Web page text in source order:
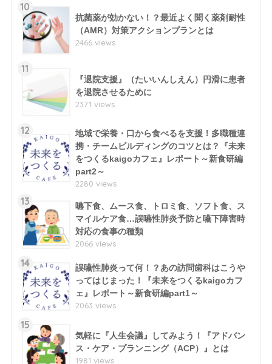
10
抗菌薬が効かない！？最近よく聞く薬剤耐性
（AMR）対策アクションプランとは
2466 views
11
『退院支援』（たいいんしえん）円滑に患者
を退院させるために
2371 views
12
地域で栄養・口から食べるを支援！多職種連
携・チームビルディングのコツとは？『未来
をつくるkaigoカフェ』レポート～新食研編
part2～
2280 views
13
嚥下食、ムース食、トロミ食、ソフト食、ス
マイルケア食…誤嚥性肺炎予防と嚥下障害時
対応の食事の種類
2066 views
14
誤嚥性肺炎って何！？あの訪問歯科はこうや
ってはじまった！『未来をつくるkaigoカフ
ェ』レポート～新食研編part1～
2063 views
15
気軽に『人生会議』してみよう！『アドバン
ス・ケア・プランニング（ACP）』とは
1981 views